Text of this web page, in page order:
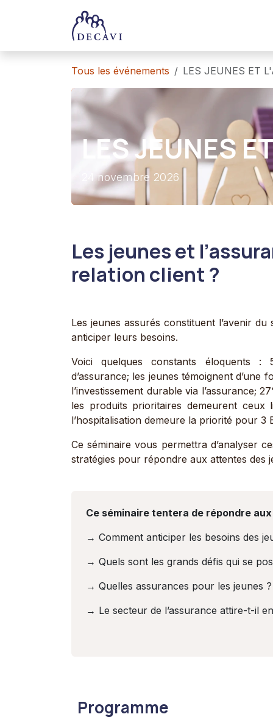
Tous les événements LES JEUNES ET
LES JEUNES
24 novembre 2026
Les jeunes et
relation client ?
Les jeunes assurés constituent l’avenir
anticiper leurs besoins.
Voici quelques constants éloquents
d’assurance; les jeunes témoignent
l’investissement durable via l’assurance;
les produits prioritaires demeurent ceux
l’hospitalisation demeure la priorité pour 3
Ce séminaire vous permettra d’analyser
stratégies pour répondre aux attentes des
Ce séminaire tentera de répondre
→ Comment anticiper les besoins des
→ Quels sont les grands défis qui se
→ Quelles assurances pour les jeunes
→ Le secteur de l’assurance attire-t-il
Programme